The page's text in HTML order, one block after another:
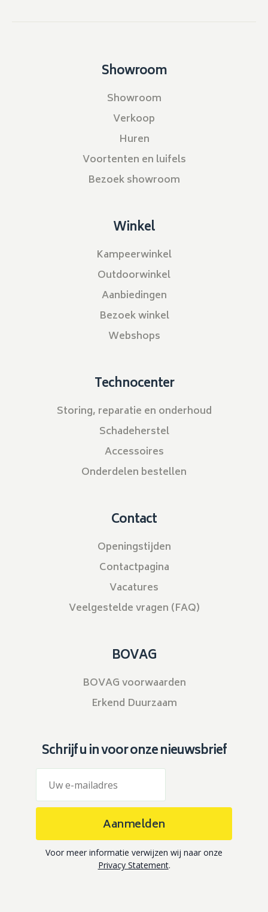
Showroom
Showroom
Verkoop
Huren
Voortenten en luifels
Bezoek showroom
Winkel
Kampeerwinkel
Outdoorwinkel
Aanbiedingen
Bezoek winkel
Webshops
Technocenter
Storing, reparatie en onderhoud
Schadeherstel
Accessoires
Onderdelen bestellen
Contact
Openingstijden
Contactpagina
Vacatures
Veelgestelde vragen (FAQ)
BOVAG
BOVAG voorwaarden
Erkend Duurzaam
Schrijf u in voor onze nieuwsbrief
Aanmelden
Voor meer informatie verwijzen wij naar onze
Privacy Statement.